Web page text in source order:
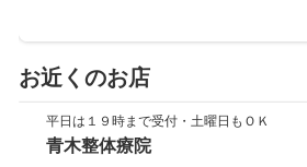
お近くのお店
平日は１９時まで受付・土曜日もＯＫ
青木整体療院